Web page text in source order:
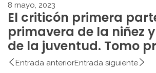
8 mayo, 2023
El criticón primera
primavera de la niñez
de la juventud. Tomo
Entrada anteriorEntrada siguiente